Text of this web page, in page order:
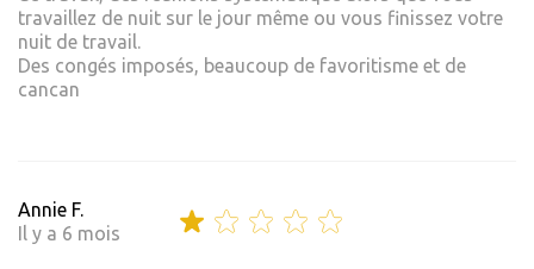
travaillez de nuit sur le jour même ou vous finissez votre
nuit de travail.
Des congés imposés, beaucoup de favoritisme et de
cancan
Annie F.
Il y a 6 mois